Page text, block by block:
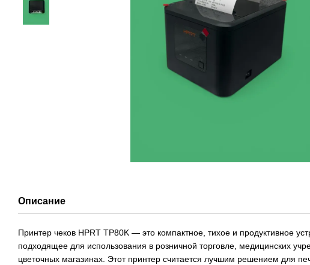
Описание
Принтер чеков HPRT TP80K — это компактное, тихое и продуктивное
подходящее для использования в розничной торговле, медицинских
цветочных магазинах. Этот принтер считается лучшим решением для